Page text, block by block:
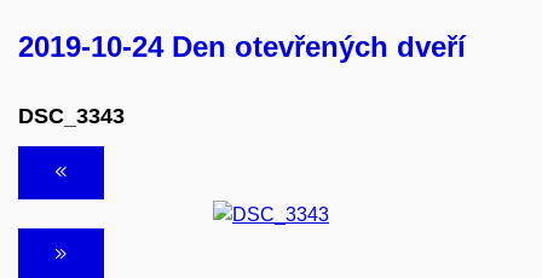
2019-10-24 Den otevřených dveří
DSC_3343